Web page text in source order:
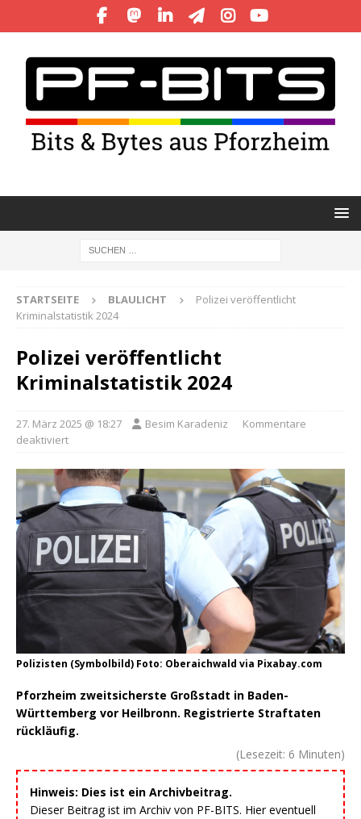
STARTSEITE BLAULICHT
Polizei veröffentlicht
Kriminalstatistik 2024
Polizei veröffentlicht
Kriminalstatistik 2024
27. März 2025 @ 18:27 Besim Karadeniz
Kommentare
deaktiviert
Polizisten (Symbolbild) Foto: Oberaichwald via Pixabay.com
Pforzheim zweitsicherste Großstadt in Baden-
Württemberg vor Heilbronn. Registrierte Straftaten
rückläufig.
(Lesezeit: 6 Minuten)
Hinweis: Dies ist ein Archivbeitrag.
Dieser Beitrag ist im Archiv von PF-BITS. Hier eventuell